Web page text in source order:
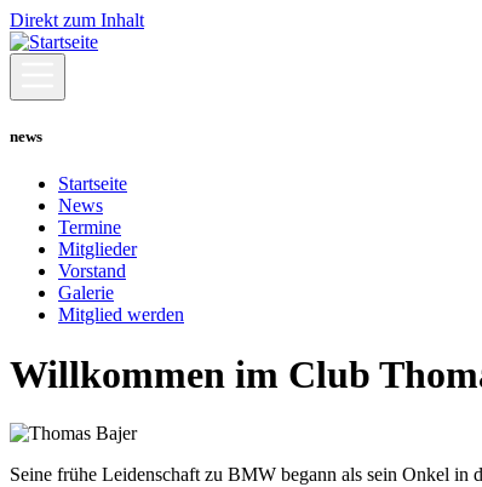
Direkt zum Inhalt
news
Startseite
News
Termine
Mitglieder
Vorstand
Galerie
Mitglied werden
Willkommen im Club
Seine frühe Leidenschaft zu BMW begann als sein Onkel in